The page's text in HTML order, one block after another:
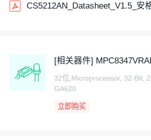
CS5212AN_Datasheet_V1.5_安
[相关器件]
32位,Microprocessor, 32-Bit,
GA620
立即购买